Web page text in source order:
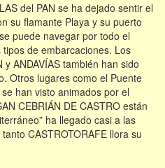
del PAN se ha dejado sentir el
su flamante Playa y su puerto
puede navegar por todo el
de embarcaciones. Los
ANDAVÍAS también han sido
Otros lugares como el Puente
han visto animados por el
CEBRIÁN DE CASTRO están
ha llegado casi a las
CASTROTORAFE llora su